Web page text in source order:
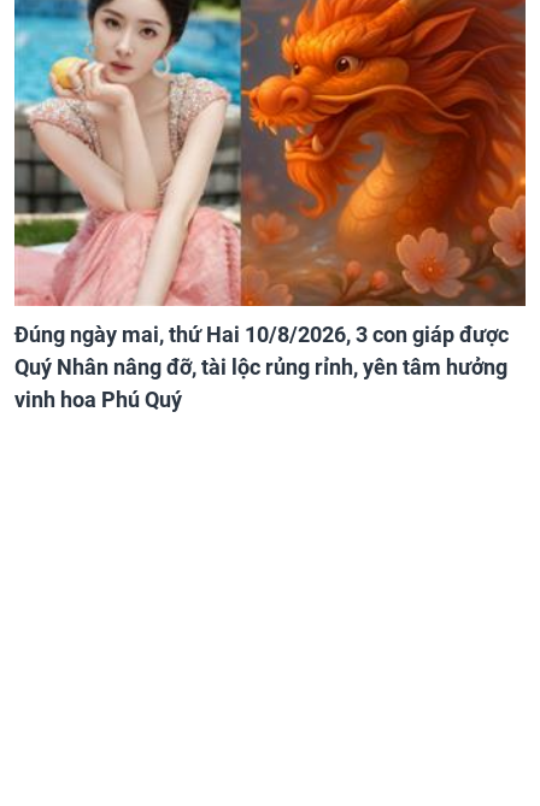
Đúng ngày mai, thứ Hai 10/8/2026, 3 con giáp được
Quý Nhân nâng đỡ, tài lộc rủng rỉnh, yên tâm hưởng
vinh hoa Phú Quý